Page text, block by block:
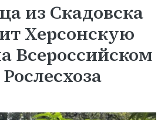
из Скадовска
Херсонскую
Всероссийском